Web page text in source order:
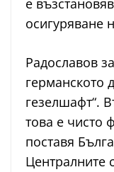
е
осигуряване
Радославов
германското
гезелшафт“.
това е чисто
поставя
Централните